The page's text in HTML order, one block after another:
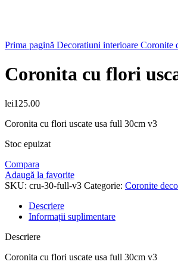
Prima pagină Decoratiuni interioare Coronite
Coronita cu flori
lei125.00
Coronita cu flori uscate usa full 30cm v3
Stoc epuizat
Compara
Adaugă la favorite
SKU: cru-30-full-v3 Categorie: Coronite
Descriere
Informații suplimentare
Descriere
Coronita cu flori uscate usa full 30cm v3